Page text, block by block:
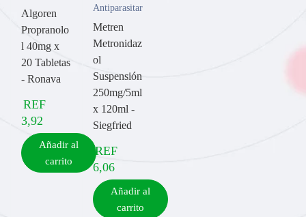
Algoren
Propranolo
l 40mg x
20 Tabletas
- Ronava
REF
3,92
Añadir al
carrito
Antiparasitarios
Metren
Metronidaz
ol
Suspensión
250mg/5ml
x 120ml -
Siegfried
REF
6,06
Añadir al
carrito